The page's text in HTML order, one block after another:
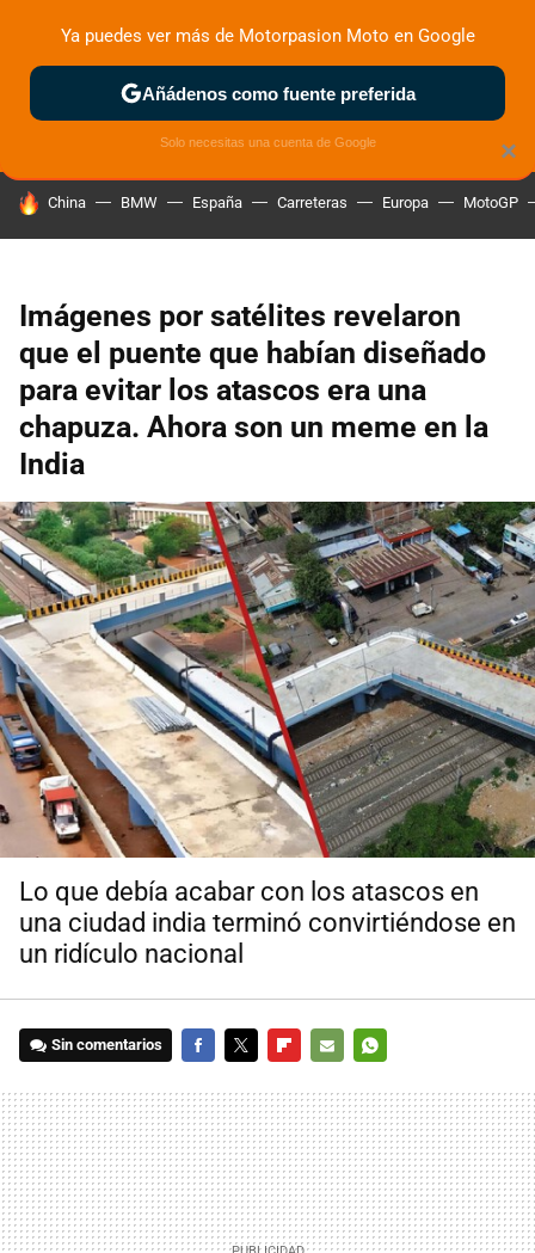
ZONA DE PRUEBAS DEPORTIVAS MOTOS ELÉCTRICAS
HOY SE HABLA DE
China BMW España Carreteras Europa MotoGP
Imágenes por satélites revelaron
que el puente que habían diseñado
para evitar los atascos era una
chapuza. Ahora son un meme en la
India
Lo que debía acabar con los atascos en
una ciudad india terminó convirtiéndose en
un ridículo nacional
Sin comentarios
MAIL
×
Ya puedes ver más de Motorpasion Moto en Google
Añádenos como fuente preferida
Solo necesitas una cuenta de Google